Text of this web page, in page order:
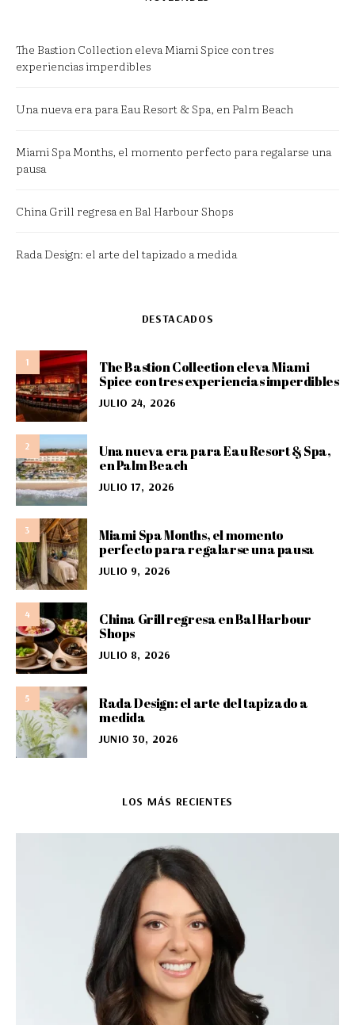
The Bastion Collection eleva Miami Spice con tres
experiencias imperdibles
Una nueva era para Eau Resort & Spa, en Palm Beach
Miami Spa Months, el momento perfecto para regalarse una
pausa
China Grill regresa en Bal Harbour Shops
Rada Design: el arte del tapizado a medida
DESTACADOS
1
The Bastion Collection eleva Miami
Spice con tres experiencias imperdibles
JULIO 24, 2026
2
Una nueva era para Eau Resort & Spa,
en Palm Beach
JULIO 17, 2026
3
Miami Spa Months, el momento
perfecto para regalarse una pausa
JULIO 9, 2026
4
China Grill regresa en Bal Harbour
Shops
JULIO 8, 2026
5
Rada Design: el arte del tapizado a
medida
JUNIO 30, 2026
LOS MÁS RECIENTES